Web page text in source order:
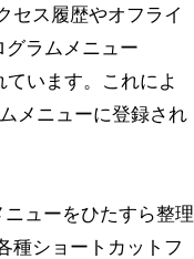
セス履歴やオフライ
ラムメニュー
います。これによ
メニューに登録され
ューをひたすら整理
種ショートカットフ